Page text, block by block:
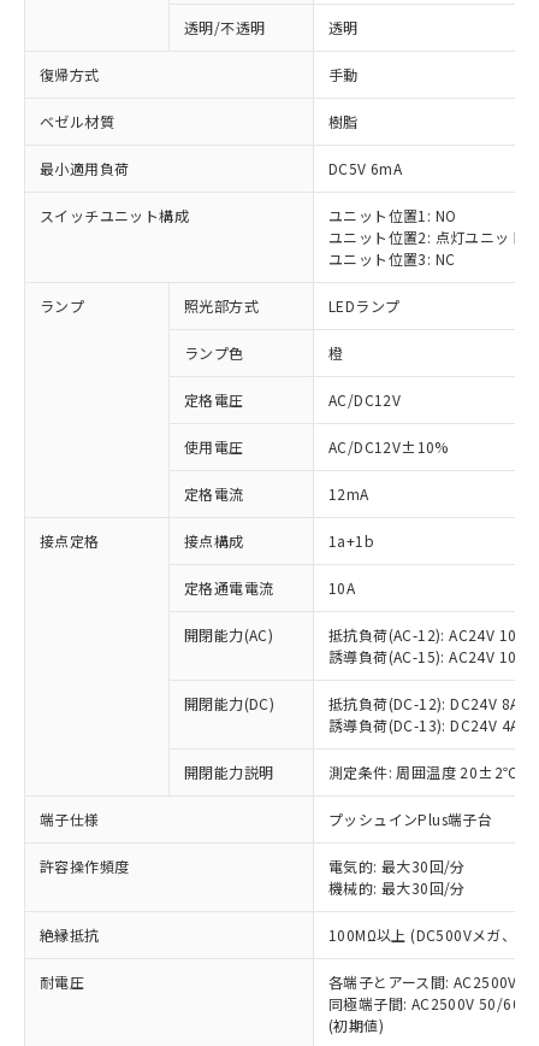
透明/不透明 透明
復帰方式 手動
ベゼル材質 樹脂
最小適用負荷 DC5V 6mA
スイッチユニット構成
ユニット位置1: NO
ユニット位置2: 点灯ユニット
ユニット位置3: NC
ランプ 照光部方式 LEDランプ
ランプ色 橙
定格電圧 AC/DC12V
使用電圧 AC/DC12V±10%
定格電流 12mA
接点定格 接点構成 1a+1b
定格通電電流 10A
開閉能力(AC)
抵抗負荷(AC-12): AC24V 10A/
誘導負荷(AC-15): AC24V
開閉能力(DC)
抵抗負荷(DC-12): DC24V 8A/
誘導負荷(DC-13): DC24V 4A/
開閉能力説明 測定条件: 周囲温度 20±2℃、
端子仕様 プッシュインPlus端子台
許容操作頻度
電気的: 最大30回/分
機械的: 最大30回/分
絶縁抵抗 100MΩ以上 (DC500Vメガ、点
耐電圧
各端子とアース間: AC2500V
同極端子間: AC2500V 50/
(初期値)
以下の条件をお読みいただき、同意のうえ
本サービスは、当社制御機器事業取扱
商品の当社在庫状況および標準価格
(税抜)を提供させていただくもので
当社制御機器事業取扱商品の中には、
本サービスの対象外となる商品もある
ことをご了承ください。
※1 対応状況
対応済み：EU RoHS指令（10物質）の
非含有に対応した製品が提供可能な商品で
対応予定：EU RoHS指令（10物質）の非含
有に対応した製品に切り替える予定のある
対応予定なし：EU RoHS指令（10物質）の
非含有に非対応の商品で、対応品を出す予
調査・確認中：EU RoHS指令（10物質）の
非含有の対応状況を調査中または確認中の
非該当品：ライセンス料など無形物で、有
害物質有無と関係のない商品です。
仕入先様の事情により、非含有部品として
いたものが、含有品と判明した場合などや
「○」：最大均質材料含有率が中国RoHSの
「×」：最大均質材料含有率が中国RoHSの
基準値を超えていることを示します。
当社は、これら貴社製品のうち、外国